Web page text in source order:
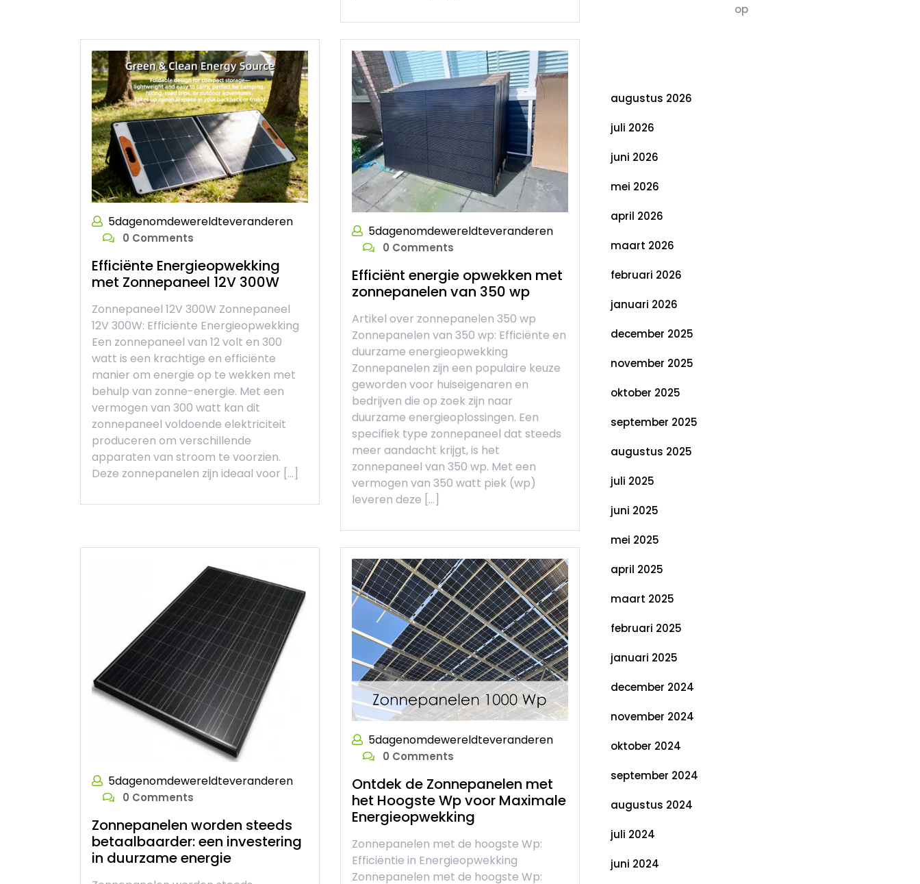
5dagenomdewereldteveranderen
0 Comments
Efficiënte Energieopwekking
met Zonnepaneel 12V 300W
Zonnepaneel 12V 300W Zonnepaneel
12V 300W: Efficiënte Energieopwekking
Een zonnepaneel van 12 volt en 300
watt is een krachtige en efficiënte
manier om energie op te wekken met
behulp van zonne-energie. Met een
vermogen van 300 watt kan dit
zonnepaneel voldoende elektriciteit
produceren om verschillende
apparaten van stroom te voorzien.
Deze zonnepanelen zijn ideaal voor […]
5dagenomdewereldteveranderen
0 Comments
Efficiënt energie opwekken met
zonnepanelen van 350 wp
Artikel over zonnepanelen 350 wp
Zonnepanelen van 350 wp: Efficiënte en
duurzame energieopwekking
Zonnepanelen zijn een populaire keuze
geworden voor huiseigenaren en
bedrijven die op zoek zijn naar
duurzame energieoplossingen. Een
specifiek type zonnepaneel dat steeds
meer aandacht krijgt, is het
zonnepaneel van 350 wp. Met een
vermogen van 350 watt piek (wp)
leveren deze […]
5dagenomdewereldteveranderen
0 Comments
Zonnepanelen worden steeds
betaalbaarder: een investering
in duurzame energie
5dagenomdewereldteveranderen
0 Comments
Ontdek de Zonnepanelen met
het Hoogste Wp voor Maximale
Energieopwekking
Zonnepanelen met de hoogste Wp:
Efficiëntie in Energieopwekking
Zonnepanelen met de hoogste Wp:
op
augustus 2026
juli 2026
juni 2026
mei 2026
april 2026
maart 2026
februari 2026
januari 2026
december 2025
november 2025
oktober 2025
september 2025
augustus 2025
juli 2025
juni 2025
mei 2025
april 2025
maart 2025
februari 2025
januari 2025
december 2024
november 2024
oktober 2024
september 2024
augustus 2024
juli 2024
juni 2024